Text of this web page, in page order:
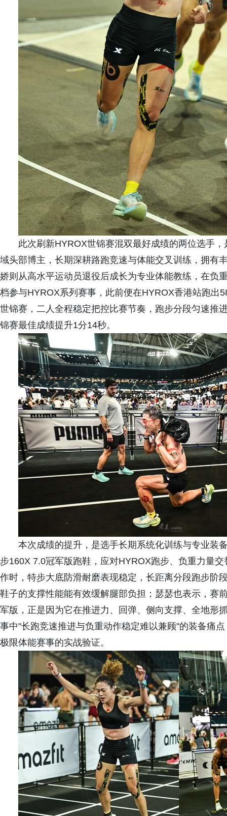
此次刷新HYROX世锦赛混双最好成绩的两位选手
域头部博主，长期深耕路跑竞速与体能交叉训练，拥有
娇则从高水平运动员退役后成长为专业体能教练，在负
档参与HYROX系列赛事，此前便在HYROX香港站跑出
世锦赛，二人全程稳定把控比赛节奏，跑步分段匀速推
锦赛最佳成绩提升1分14秒。
本次成绩的提升，是选手长期系统化训练与专业装
步160X 7.0冠军版跑鞋，应对HYROX跑步、负重力量
作时，特步大底防滑耐磨表现稳定，长距离分段跑步阶
鞋子的支撑性能能有效缓解腿部负担；瑟瑟也表示，赛
军版，正是因为它在推进力、回弹、侧向支撑、全地形
事中"长跑竞速推进与负重动作稳定难以兼顾"的装备痛
极限体能赛事的实战验证。